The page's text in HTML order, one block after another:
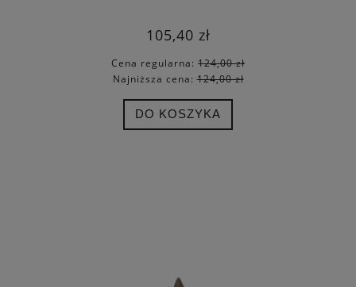
105,40 zł
Cena regularna: 124,00 zł
Najniższa cena:124,00 zł
DO KOSZYKA